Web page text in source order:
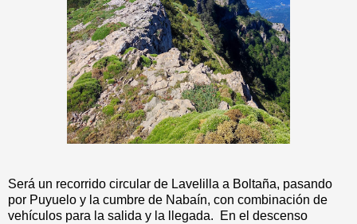
Será un recorrido circular de Lavelilla a Boltaña, pasando
por Puyuelo y la cumbre de Nabaín, con combinación de
vehículos para la salida y la llegada. En el descenso